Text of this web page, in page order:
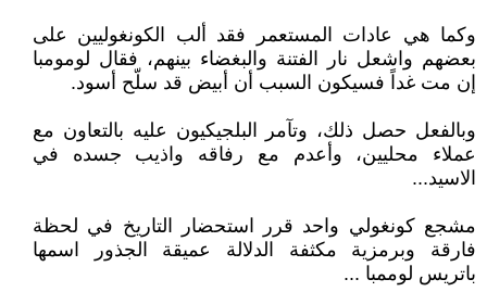
وكما هي عادات المستعمر فقد ألب الكونغوليين على
بعضهم واشعل نار الفتنة والبغضاء بينهم، فقال لومومبا
إن مت غداً فسيكون السبب أن أبيض قد سلّح أسود.
وبالفعل حصل ذلك، وتآمر البلجيكيون عليه بالتعاون مع
عملاء محليين، وأعدم مع رفاقه واذيب جسده في
الاسيد...
مشجع كونغولي واحد قرر استحضار التاريخ في لحظة
فارقة وبرمزية مكثفة الدلالة عميقة الجذور اسمها
باتريس لوممبا ...